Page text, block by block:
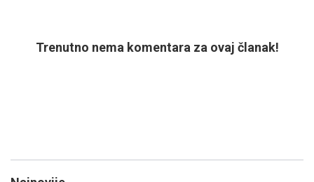
Trenutno nema komentara za ovaj članak!